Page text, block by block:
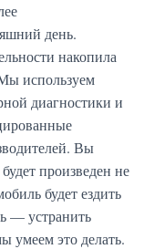
день.
накопила
используем
диагностики и
Вы
произведен не
будет ездить
— устранить
умеем это делать.